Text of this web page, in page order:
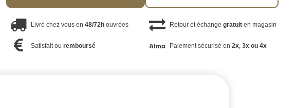
Livré chez vous en48/72h ouvrées Retour et échange gratuiten magasin
Satisfait ouremboursé Paiement sécurisé en 2x, 3x ou 4x